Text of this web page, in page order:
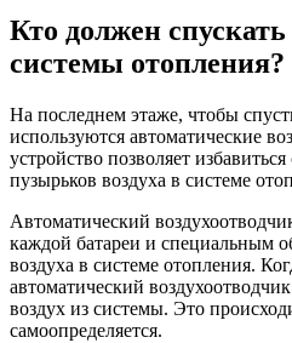
Кто должен спускать
системы отопления?
На последнем этаже, чтобы
используются автоматические
устройство позволяет
пузырьков воздуха в системе
Автоматический
каждой батареи и специальным
воздуха в системе отопления.
автоматический
воздух из системы. Это
самоопределяется.